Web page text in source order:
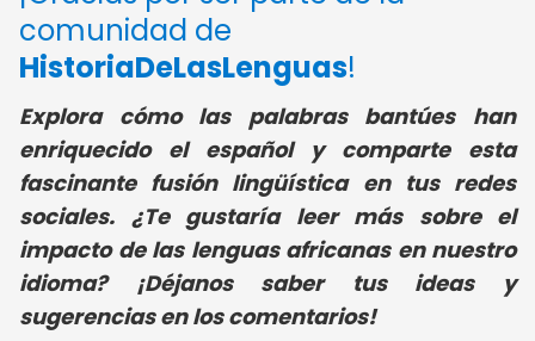
comunidad de
HistoriaDeLasLenguas!
Explora cómo las palabras bantúes han
enriquecido el español y comparte esta
fascinante fusión lingüística en tus redes
sociales. ¿Te gustaría leer más sobre el
impacto de las lenguas africanas en nuestro
idioma? ¡Déjanos saber tus ideas y
sugerencias en los comentarios!